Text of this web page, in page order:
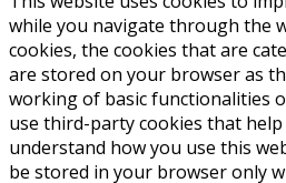
while you navigate through the
cookies, the cookies that are
are stored on your browser as
working of basic functionalities
use third-party cookies that help
understand how you use this
be stored in your browser only